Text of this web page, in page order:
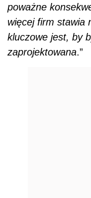
poważne
więcej firm stawia
kluczowe jest, by
zaprojektowana.”